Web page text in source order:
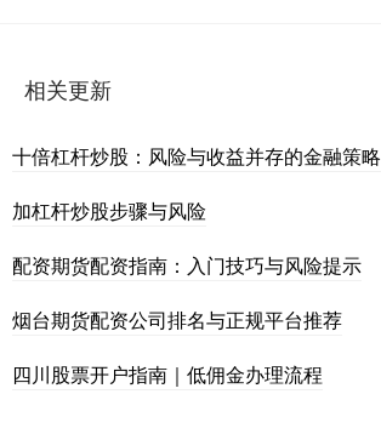
相关更新
十倍杠杆炒股：风险与收益并存的金融策略
加杠杆炒股步骤与风险
配资期货配资指南：入门技巧与风险提示
烟台期货配资公司排名与正规平台推荐
四川股票开户指南｜低佣金办理流程